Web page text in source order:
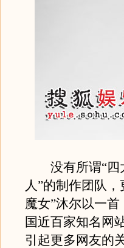
没有所谓“四
人”的制作团队
魔女”沐尔以一
国近百家知名网
引起更多网友的